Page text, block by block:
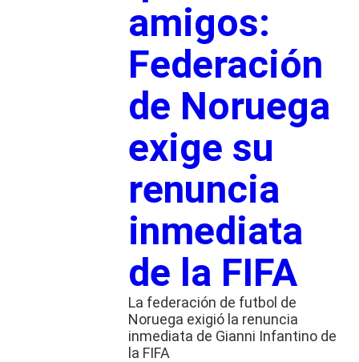
amigos:
Federación
de Noruega
exige su
renuncia
inmediata
de la FIFA
La federación de futbol de
Noruega exigió la renuncia
inmediata de Gianni Infantino de
la FIFA